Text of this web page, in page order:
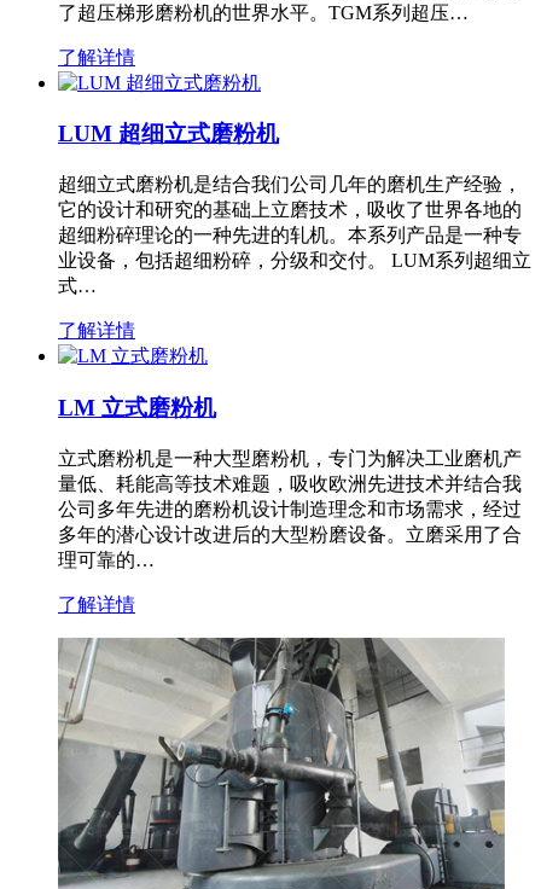
了超压梯形磨粉机的世界水平。TGM系列超压…
了解详情
LUM 超细立式磨粉机
超细立式磨粉机是结合我们公司几年的磨机生产经验，
它的设计和研究的基础上立磨技术，吸收了世界各地的
超细粉碎理论的一种先进的轧机。本系列产品是一种专
业设备，包括超细粉碎，分级和交付。 LUM系列超细立
式…
了解详情
LM 立式磨粉机
立式磨粉机是一种大型磨粉机，专门为解决工业磨机产
量低、耗能高等技术难题，吸收欧洲先进技术并结合我
公司多年先进的磨粉机设计制造理念和市场需求，经过
多年的潜心设计改进后的大型粉磨设备。立磨采用了合
理可靠的…
了解详情